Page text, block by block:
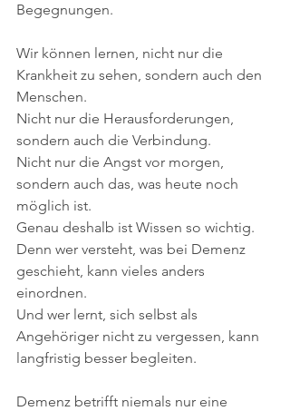
Begegnungen.
Wir können lernen, nicht nur die
Krankheit zu sehen, sondern auch den
Menschen.
Nicht nur die Herausforderungen,
sondern auch die Verbindung.
Nicht nur die Angst vor morgen,
sondern auch das, was heute noch
möglich ist.
Genau deshalb ist Wissen so wichtig.
Denn wer versteht, was bei Demenz
geschieht, kann vieles anders
einordnen.
Und wer lernt, sich selbst als
Angehöriger nicht zu vergessen, kann
langfristig besser begleiten.
Demenz betrifft niemals nur eine